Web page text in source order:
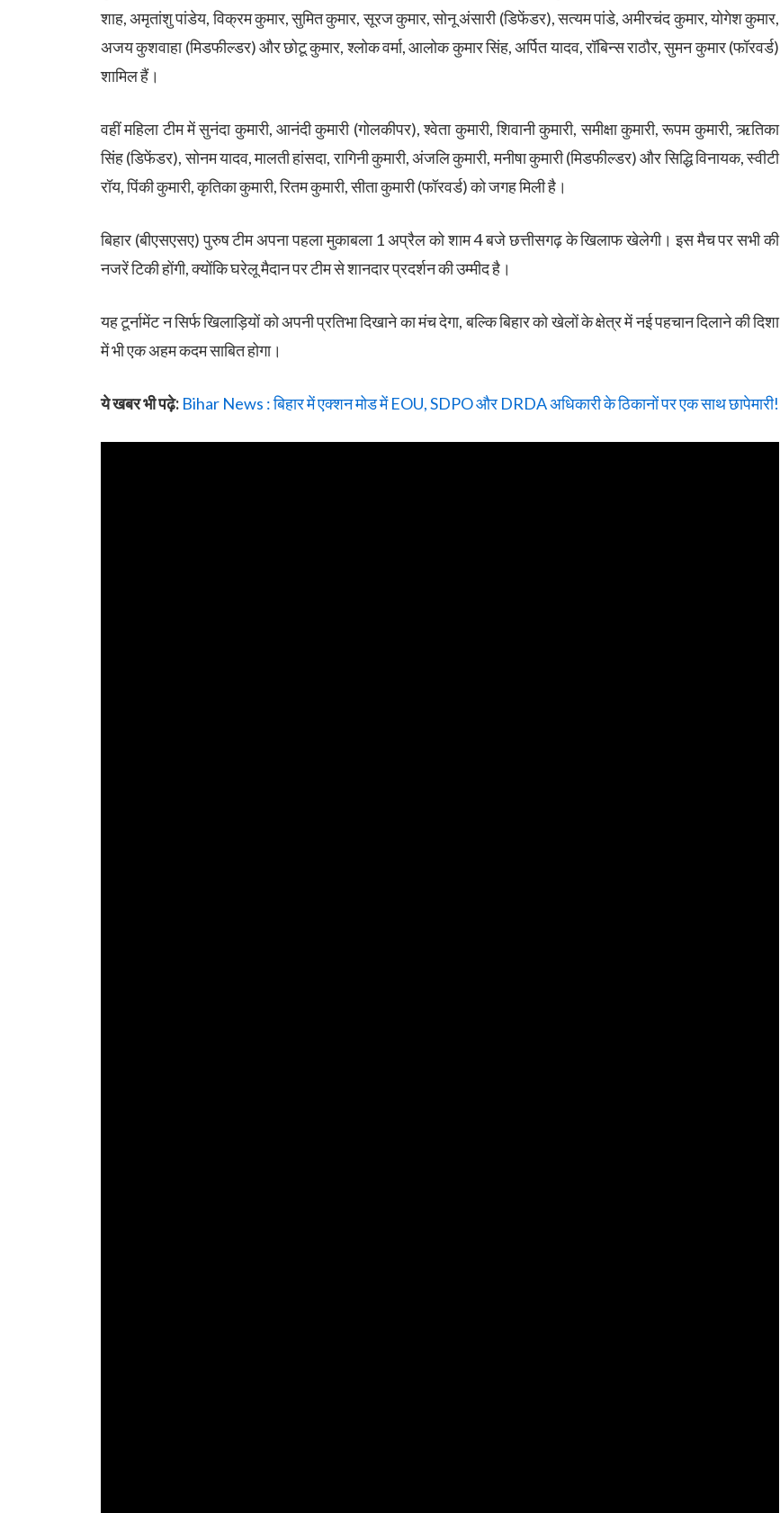
शाह, अमृतांशु पांडेय, विक्रम कुमार, सुमित कुमार, सूरज कुमार, सोनू अंसारी (डिफेंडर), सत्यम पांडे, अमीरचंद कुमार, योगेश कुमार,
अजय कुशवाहा (मिडफील्डर) और छोटू कुमार, श्लोक वर्मा, आलोक कुमार सिंह, अर्पित यादव, रॉबिन्स राठौर, सुमन कुमार (फॉरवर्ड)
शामिल हैं।
वहीं महिला टीम में सुनंदा कुमारी, आनंदी कुमारी (गोलकीपर), श्वेता कुमारी, शिवानी कुमारी, समीक्षा कुमारी, रूपम कुमारी, ऋतिका
सिंह (डिफेंडर), सोनम यादव, मालती हांसदा, रागिनी कुमारी, अंजलि कुमारी, मनीषा कुमारी (मिडफील्डर) और सिद्धि विनायक, स्वीटी
रॉय, पिंकी कुमारी, कृतिका कुमारी, रितम कुमारी, सीता कुमारी (फॉरवर्ड) को जगह मिली है।
बिहार (बीएसएसए) पुरुष टीम अपना पहला मुकाबला 1 अप्रैल को शाम 4 बजे छत्तीसगढ़ के खिलाफ खेलेगी। इस मैच पर सभी की
नजरें टिकी होंगी, क्योंकि घरेलू मैदान पर टीम से शानदार प्रदर्शन की उम्मीद है।
यह टूर्नामेंट न सिर्फ खिलाड़ियों को अपनी प्रतिभा दिखाने का मंच देगा, बल्कि बिहार को खेलों के क्षेत्र में नई पहचान दिलाने की दिशा
में भी एक अहम कदम साबित होगा।
ये खबर भी पढ़े: Bihar News : बिहार में एक्शन मोड में EOU, SDPO और DRDA अधिकारी के ठिकानों पर एक साथ छापेमारी!